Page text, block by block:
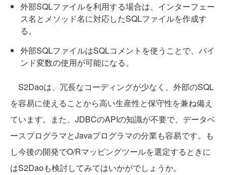
外部SQLファイルを利用する場合は、インターフェー
ス名とメソッド名に対応したSQLファイルを作成す
る。
外部SQLファイルはSQLコメントを使うことで、バイ
ンド変数の使用が可能になる。
S2Daoは、冗長なコーディングが少なく、外部のSQL
を容易に使えることから高い生産性と保守性を兼ね備え
ています。また、JDBCのAPIの知識が不要で、データベ
ースプログラマとJavaプログラマの分業も容易です。も
し今後の開発でO/Rマッピングツールを選定するときに
はS2Daoも検討してみてはいかがでしょうか。